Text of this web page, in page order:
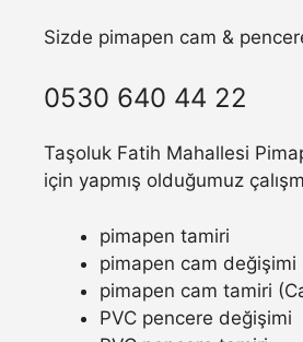
Sizde pimapen cam &
0530 640 44 22
Taşoluk Fatih Mahallesi
için yapmış olduğumuz
pimapen tamiri
pimapen cam değişimi
pimapen cam tamiri
PVC pencere değişimi